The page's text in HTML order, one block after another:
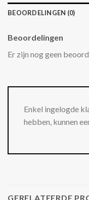
BEOORDELINGEN (0)
Beoordelingen
Er zijn nog geen
Enkel ingelogde
hebben, kunnen
GERELATEERDE